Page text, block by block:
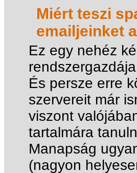
Miért teszi
emailjeinket
Ez egy nehéz
És persze erre
szervereit már
viszont
tartalmára
Manapság
(nagyon